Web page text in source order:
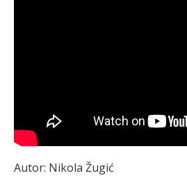
Autor: Nikola Žugić